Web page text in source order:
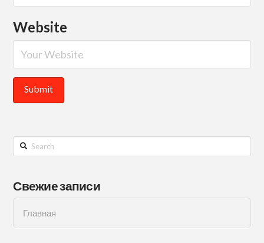
Website
Search
Свежие записи
Главная